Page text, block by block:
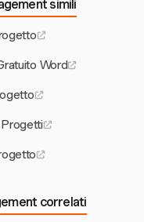
simili
Word
correlati